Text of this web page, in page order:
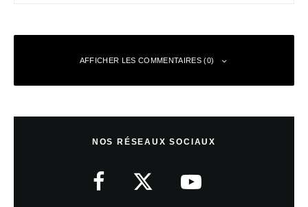
AFFICHER LES COMMENTAIRES (0)
NOS RÉSEAUX SOCIAUX